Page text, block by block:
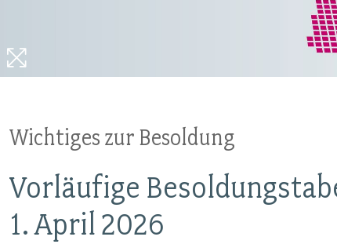
MITGLIEDSCHAFT & SERVICE
Wichtiges zur Besoldung
Vorläufige
1. April 2026